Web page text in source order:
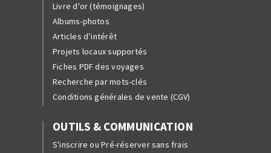
Livre d'or (témoignages)
Albums-photos
Articles d’intérêt
Projets locaux supportés
Fiches PDF des voyages
Recherche par mots-clés
Conditions générales de vente (CGV)
OUTILS & COMMUNICATION
S'inscrire ou Pré-réserver sans frais